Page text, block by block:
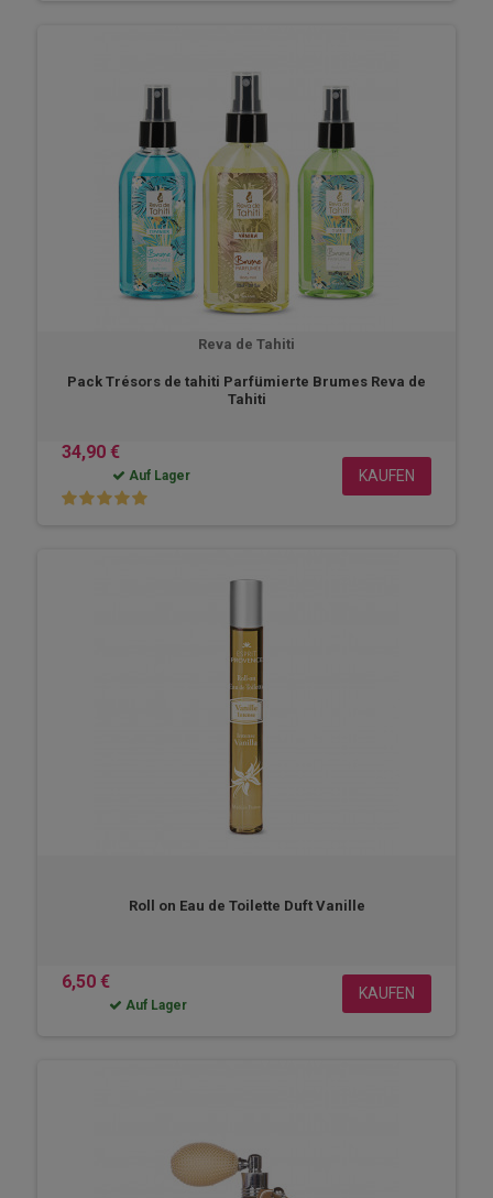
Reva de Tahiti
Pack Trésors de tahiti Parfümierte Brumes Reva de
Tahiti
34,90 €
Auf Lager KAUFEN
Roll on Eau de Toilette Duft Vanille
6,50 €
Auf Lager
KAUFEN